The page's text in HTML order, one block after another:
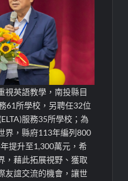
視英語教學，南投縣目
61所學校，另聘任32位
服務35所學校；為
界，縣府113年編列800
提升至1,300萬元，希
，藉此拓展視野、獲取
友誼交流的機會，讓世